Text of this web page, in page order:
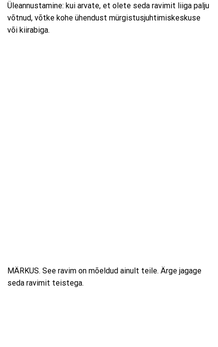
Üleannustamine: kui arvate, et olete seda ravimit liiga palju
võtnud, võtke kohe ühendust mürgistusjuhtimiskeskuse
või kiirabiga.
MÄRKUS. See ravim on mõeldud ainult teile. Ärge jagage
seda ravimit teistega.